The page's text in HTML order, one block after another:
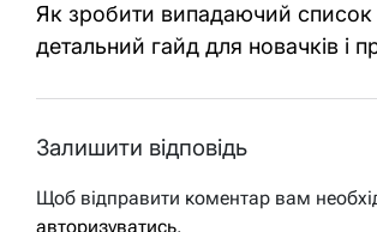
Як зробити випадаючий список
детальний гайд для новачків і
Залишити відповідь
Щоб відправити коментар вам
авторизуватись.